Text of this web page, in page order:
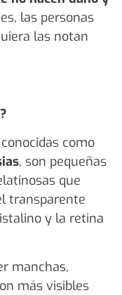
las personas
las notan
como
, son pequeñas
que
transparente
y la retina
manchas,
más visibles